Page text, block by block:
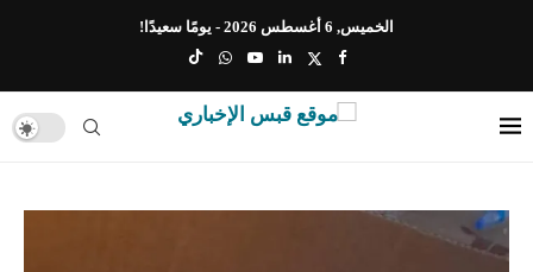
الخميس, 6 أغسطس 2026 - يومًا سعيدًا!